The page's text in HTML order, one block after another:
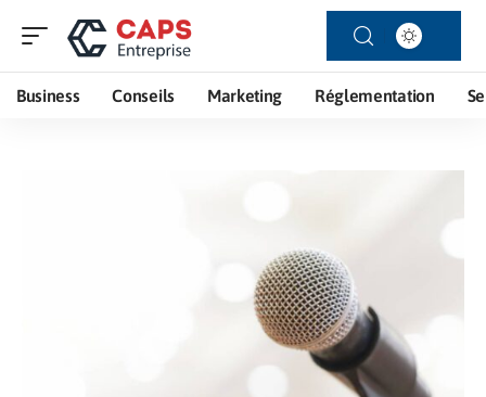
Business Conseils Marketing Réglementation